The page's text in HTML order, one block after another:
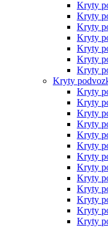
Kryty
Kryty
Kryty
Kryty
Kryty
Kryty
Kryty
Kryty
Kryty
Kryty
Kryty
Kryty
Kryty
Kryty
Kryty
Kryty
Kryty
Kryty
Kryty
Kryty
Kryty